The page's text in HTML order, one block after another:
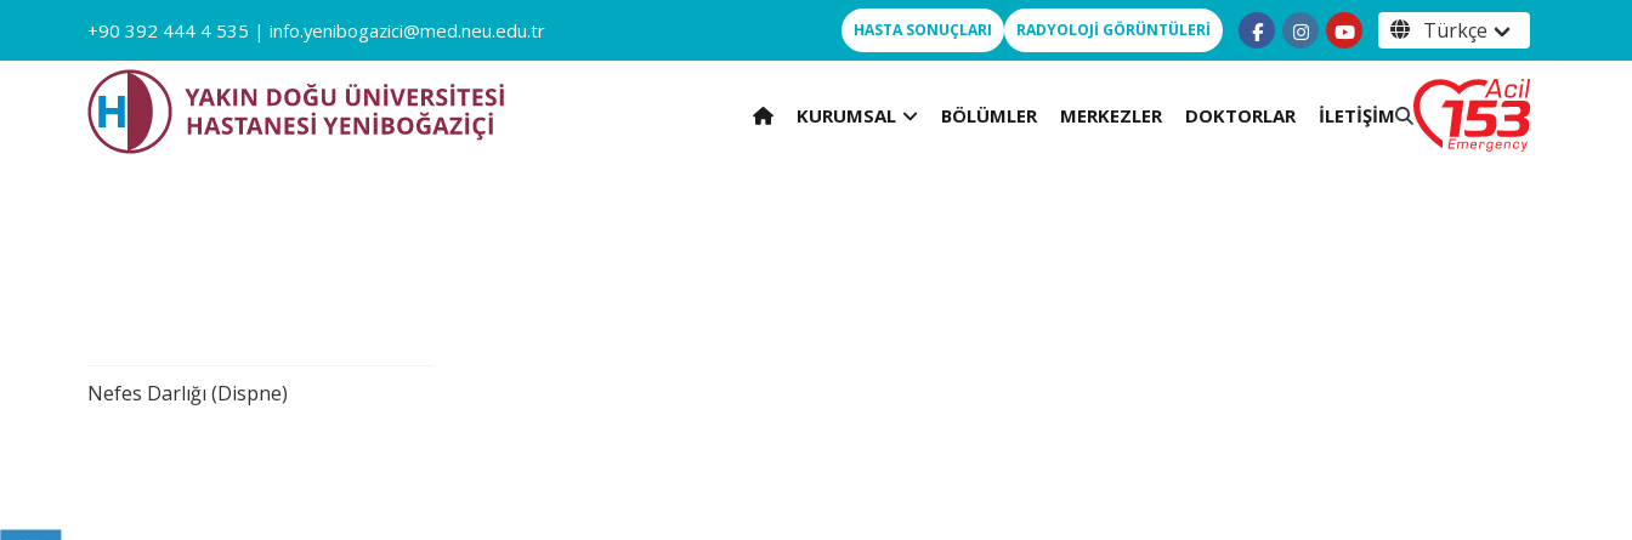
+90 392 444 4 535 | info.yenibogazici@med.neu.edu.tr RADYOLOJİ GÖRÜNTÜLERİ
HASTA SONUÇLARI
KURUMSAL BÖLÜMLER MERKEZLER DOKTORLAR İLETİŞİM
Nefes Darlığı (Dispne)